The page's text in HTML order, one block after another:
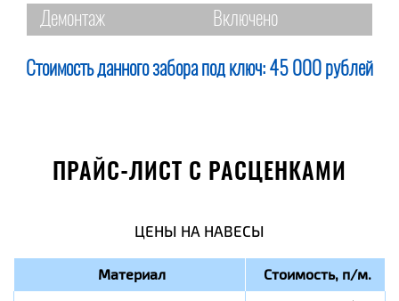
Демонтаж
Включено
Стоимость данного забора под ключ: 45 000 рублей
ПРАЙС-ЛИСТ С РАСЦЕНКАМИ
ЦЕНЫ НА НАВЕСЫ
Материал Стоимость, п/м.